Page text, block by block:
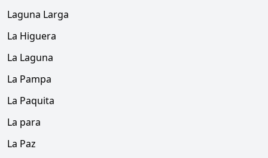
Laguna Larga
La Higuera
La Laguna
La Pampa
La Paquita
La para
La Paz